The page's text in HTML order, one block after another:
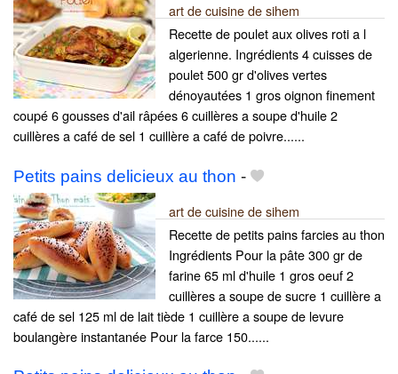
art de cuisine de sihem
Recette de poulet aux olives roti a l
algerienne. Ingrédients 4 cuisses de
poulet 500 gr d'olives vertes
dénoyautées 1 gros oignon finement
coupé 6 gousses d'ail râpées 6 cuillères a soupe d'huile 2
cuillères a café de sel 1 cuillère a café de poivre......
Petits pains delicieux au thon -
art de cuisine de sihem
Recette de petits pains farcies au thon
Ingrédients Pour la pâte 300 gr de
farine 65 ml d'huile 1 gros oeuf 2
cuillères a soupe de sucre 1 cuillère a
café de sel 125 ml de lait tiède 1 cuillère a soupe de levure
boulangère instantanée Pour la farce 150......